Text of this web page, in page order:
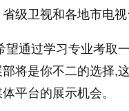
级卫视和各地市电
望通过学习专业考取
将是你不二的选择,
平台的展示机会。